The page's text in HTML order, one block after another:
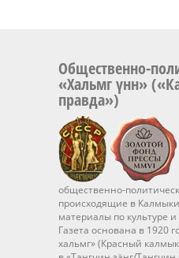
Общественно-
«Хальмг үнн»
правда»)
общественно-
происходящие в
материалы по культуре
Газета основана в 1920
хальмг» (Красный